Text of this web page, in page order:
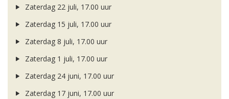
Zaterdag 22 juli, 17.00 uur
Zaterdag 15 juli, 17.00 uur
Zaterdag 8 juli, 17.00 uur
Zaterdag 1 juli, 17.00 uur
Zaterdag 24 juni, 17.00 uur
Zaterdag 17 juni, 17.00 uur